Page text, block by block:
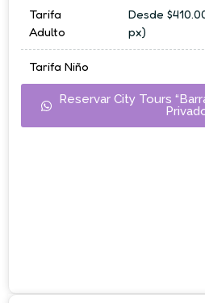
Tarifa
Adulto
Desde
px)
Tarifa Niño
Reservar City Tours